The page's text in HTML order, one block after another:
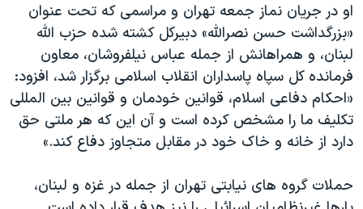
همایش محافظه‌کاران آمریکا «سی‌پک»
صفحه‌های ویژه
سفر پرزیدنت ترامپ به چین
او در جریان نماز جمعه تهران و مراسمی که تحت عنوان
«بزرگداشت حسن نصرالله»‌ دبیرکل کشته شده حزب الله
لبنان، و همراهانش از جمله عباس نیلفروشان، معاون
فرمانده کل سپاه پاسداران انقلاب اسلامی برگزار شد، افزود:
«احکام دفاعی اسلام، قوانین خودمان و قوانین بین المللی
تکلیف ما را مشخص کرده است و آن این که هر ملتی حق
دارد از خانه و خاک خود در مقابل متجاوز دفاع کند.»
حملات گروه های نیابتی تهران از جمله در غزه و لبنان،